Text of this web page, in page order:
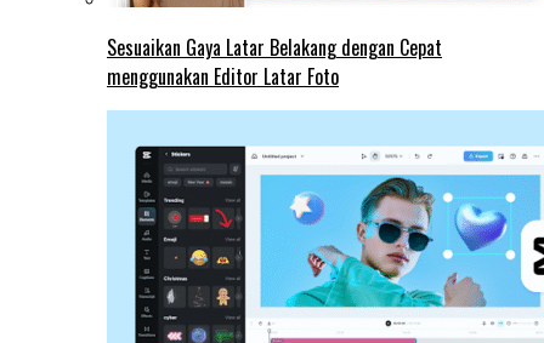
Sesuaikan Gaya Latar Belakang dengan Cepat
menggunakan Editor Latar Foto